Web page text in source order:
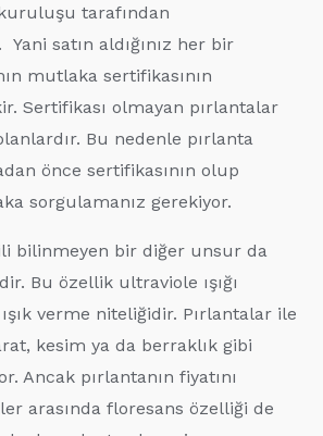
tarafından
Yani satın aldığınız her bir
mutlaka sertifikasının
Sertifikası olmayan pırlantalar
Bu nedenle pırlanta
önce sertifikasının olup
sorgulamanız gerekiyor.
bilinmeyen bir diğer unsur da
Bu özellik ultraviole ışığı
verme niteliğidir. Pırlantalar ile
kesim ya da berraklık gibi
Ancak pırlantanın fiyatını
arasında floresans özelliği de